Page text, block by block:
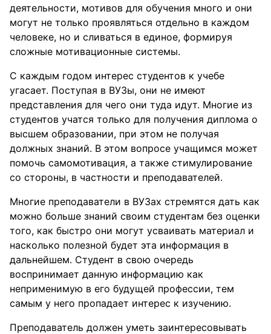
деятельности, мотивов для обучения много и они
могут не только проявляться отдельно в каждом
человеке, но и сливаться в единое, формируя
сложные мотивационные системы.
С каждым годом интерес студентов к учебе
угасает. Поступая в ВУЗы, они не имеют
представления для чего они туда идут. Многие из
студентов учатся только для получения диплома о
высшем образовании, при этом не получая
должных знаний. В этом вопросе учащимся может
помочь самомотивация, а также стимулирование
со стороны, в частности и преподавателей.
Многие преподаватели в ВУЗах стремятся дать как
можно больше знаний своим студентам без оценки
того, как быстро они могут усваивать материал и
насколько полезной будет эта информация в
дальнейшем. Студент в свою очередь
воспринимает данную информацию как
неприменимую в его будущей профессии, тем
самым у него пропадает интерес к изучению.
Преподаватель должен уметь заинтересовывать